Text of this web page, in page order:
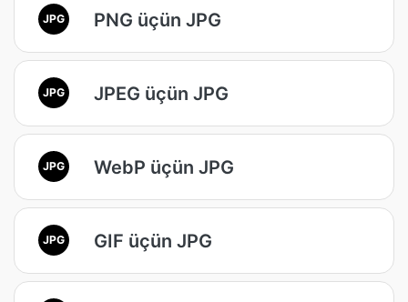
JPG PNG üçün JPG
JPG JPEG üçün JPG
JPG WebP üçün JPG
JPG GIF üçün JPG